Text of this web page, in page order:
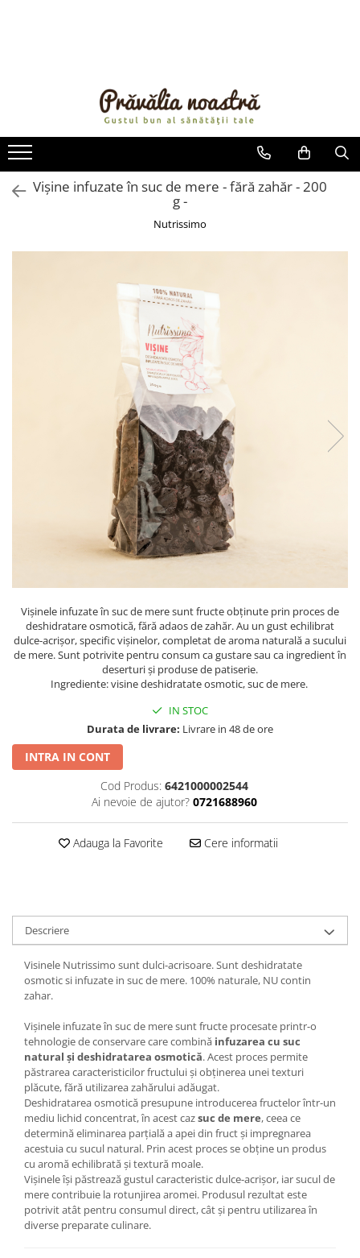
ULEIURI ȘI UNTURI
MĂSLINE
NUCI ȘI SEMINȚE
FRUCTE DESHIDRATATE
ÎNDULCITORI NATURALI / MIERE
BĂUTURI / LAPTE VEGETAL
CREME ȘI PASTE TARTINABILE
CIOCOLATĂ ȘI CACAO
PRODUSE ECO / ORGANICE
PRODUSE ROMÂNEȘTI
COSMETICE
REMEDII NATURISTE
TOATE PRODUSELE
Vișine infuzate în suc de mere - fără zahăr - 200
g -
Nutrissimo
Vișinele infuzate în suc de mere sunt fructe obținute prin proces de
deshidratare osmotică, fără adaos de zahăr. Au un gust echilibrat
dulce-acrișor, specific vișinelor, completat de aroma naturală a sucului
de mere. Sunt potrivite pentru consum ca gustare sau ca ingredient în
deserturi și produse de patiserie.
Ingrediente: visine deshidratate osmotic, suc de mere.
IN STOC
Durata de livrare: Livrare in 48 de ore
INTRA IN CONT
Cod Produs: 6421000002544
Ai nevoie de ajutor? 0721688960
Adauga la Favorite Cere informatii
Descriere
Visinele Nutrissimo sunt dulci-acrisoare. Sunt deshidratate
osmotic si infuzate in suc de mere. 100% naturale, NU contin
zahar.
Vișinele infuzate în suc de mere sunt fructe procesate printr-o
tehnologie de conservare care combină infuzarea cu suc
natural și deshidratarea osmotică. Acest proces permite
păstrarea caracteristicilor fructului și obținerea unei texturi
plăcute, fără utilizarea zahărului adăugat.
Deshidratarea osmotică presupune introducerea fructelor într-un
mediu lichid concentrat, în acest cazsuc de mere, ceea ce
determină eliminarea parțială a apei din fruct și impregnarea
acestuia cu sucul natural. Prin acest proces se obține un produs
cu aromă echilibrată și textură moale.
Vișinele își păstrează gustul caracteristic dulce-acrișor, iar sucul de
mere contribuie la rotunjirea aromei. Produsul rezultat este
potrivit atât pentru consumul direct, cât și pentru utilizarea în
diverse preparate culinare.